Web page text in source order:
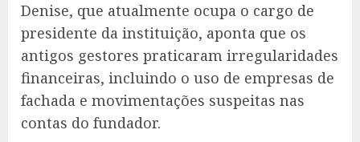
Denise, que atualmente ocupa o cargo de
presidente da instituição, aponta que os
antigos gestores praticaram irregularidades
financeiras, incluindo o uso de empresas de
fachada e movimentações suspeitas nas
contas do fundador.